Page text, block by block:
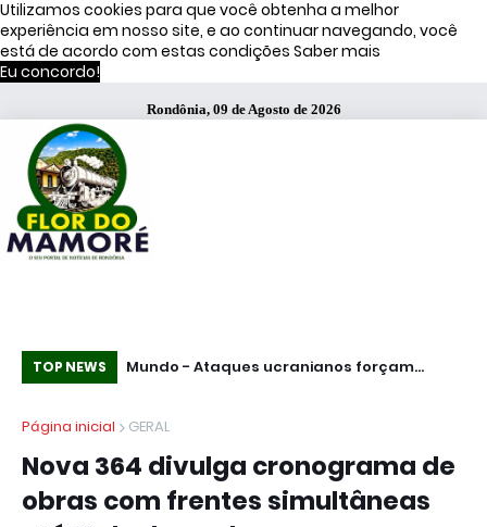
Utilizamos cookies para que você obtenha a melhor
experiência em nosso site, e ao continuar navegando, você
está de acordo com estas condições Saber mais
Eu concordo!
Rondônia, 09 de Agosto de 2026
TOP NEWS
três
Mundo - Ataques ucranianos forçam
do Cazaquistão à Rússia
Página inicial GERAL
Nova 364 divulga cronograma de
obras com frentes simultâneas